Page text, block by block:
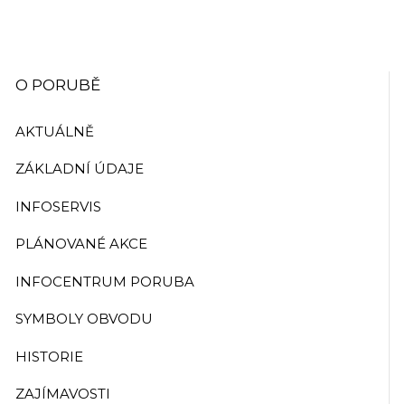
O PORUBĚ
AKTUÁLNĚ
ZÁKLADNÍ ÚDAJE
INFOSERVIS
PLÁNOVANÉ AKCE
INFOCENTRUM PORUBA
SYMBOLY OBVODU
HISTORIE
ZAJÍMAVOSTI